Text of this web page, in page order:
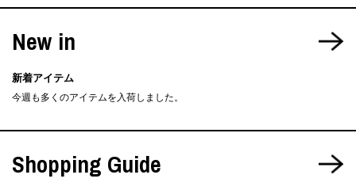
New in
新着アイテム
今週も多くのアイテムを入荷しました。
Shopping Guide